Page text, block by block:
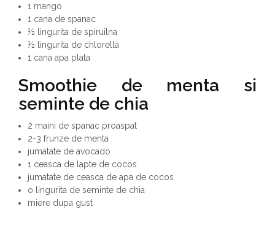
1 mango
1 cana de spanac
½ lingurita de spiruilna
½ lingurita de chlorella
1 cana apa plata
Smoothie de menta si
seminte de chia
2 maini de spanac proaspat
2-3 frunze de menta
jumatate de avocado
1 ceasca de lapte de cocos
jumatate de ceasca de apa de cocos
o lingurita de seminte de chia
miere dupa gust